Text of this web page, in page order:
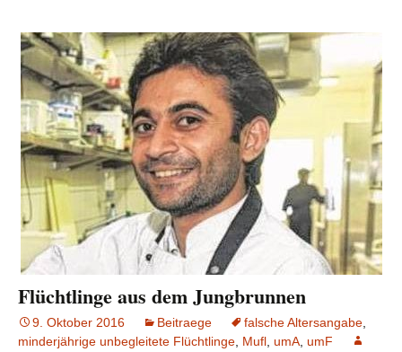
Flüchtlinge aus dem Jungbrunnen
9. Oktober 2016 Beitraege falsche Altersangabe
minderjährige unbegleitete Flüchtlinge Mufl umA umF